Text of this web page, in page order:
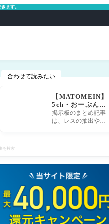
ます。
合わせて読みたい
【MATOMEIN】
5ch・おーぷん2
ちゃん・したら
ば・ガルちゃん・
掲示板のまとめ記事
は、レスの抽出や整